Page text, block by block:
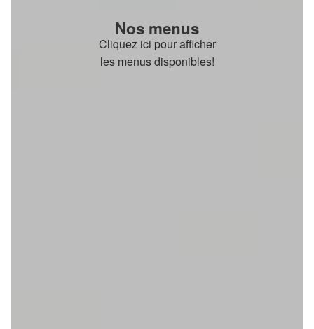
Nos menus
Cliquez ici pour afficher
les menus disponibles!